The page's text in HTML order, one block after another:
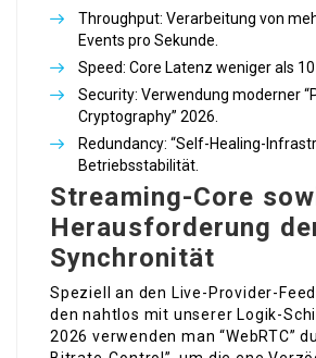
Throughput: Verarbeitung von
Events pro Sekunde.
Speed: Core Latenz weniger als
Security: Verwendung moderner
Cryptography” 2026.
Redundancy: “Self-Healing-
Betriebsstabilität.
Streaming-Core
Herausforderung
Synchronität
Speziell an den Live-Provider-
den nahtlos mit unserer Logik-
2026 verwenden man “WebRTC”